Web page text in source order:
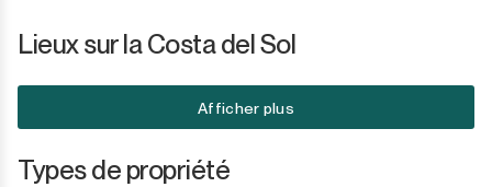
Lieux sur la Costa del Sol
Afficher plus
Types de propriété